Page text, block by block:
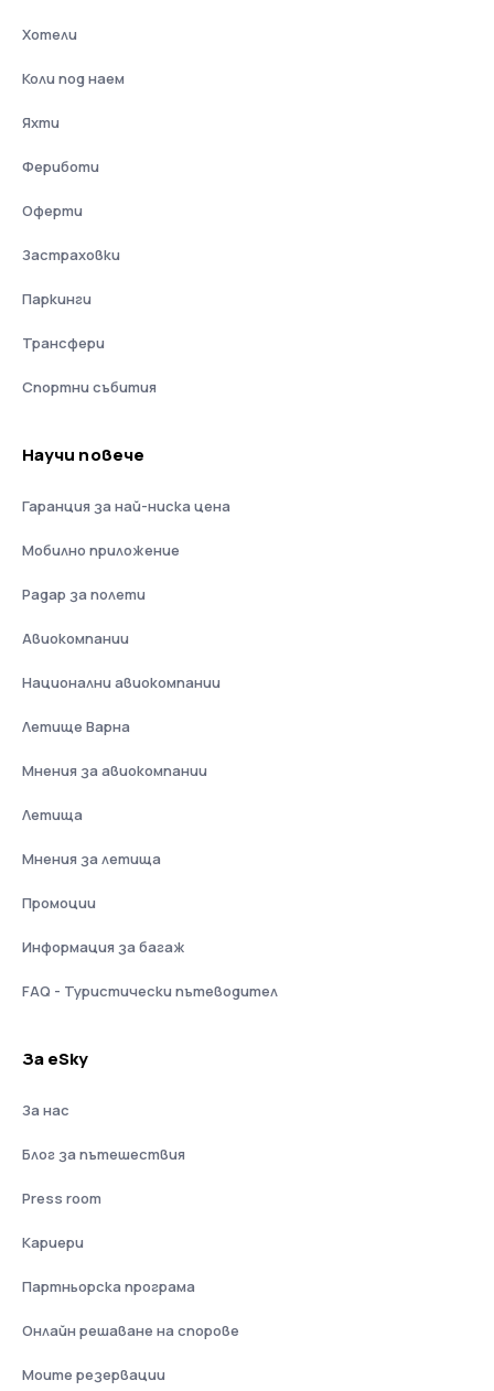
Хотели
Коли под наем
Яхти
Фериботи
Оферти
Застраховки
Паркинги
Трансфери
Спортни събития
Научи повече
Гаранция за най-ниска цена
Мобилно приложение
Радар за полети
Авиокомпании
Национални авиокомпании
Летище Варна
Мнения за авиокомпании
Летища
Мнения за летища
Промоции
Информация за багаж
FAQ - Туристически пътеводител
За eSky
За нас
Блог за пътешествия
Press room
Кариери
Партньорска програма
Онлайн решаване на спорове
Моите резервации